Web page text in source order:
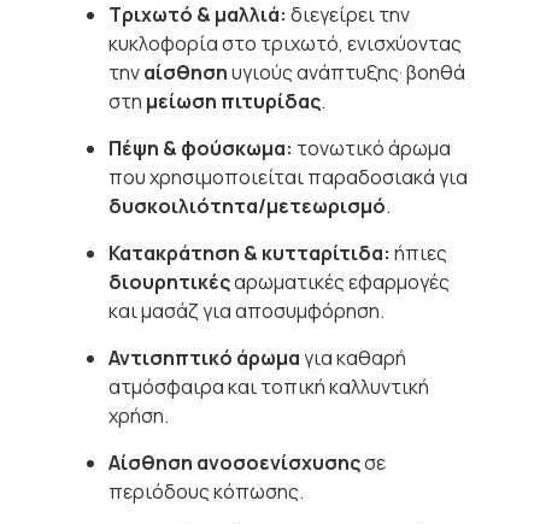
Τριχωτό & μαλλιά: διεγείρει την
κυκλοφορία στο τριχωτό, ενισχύοντας
τηναίσθησηυγιούς ανάπτυξης· βοηθά
στη μείωση πιτυρίδας.
Πέψη & φούσκωμα: τονωτικό άρωμα
που χρησιμοποιείται παραδοσιακά για
δυσκοιλιότητα/μετεωρισμό.
Κατακράτηση & κυτταρίτιδα: ήπιες
διουρητικέςαρωματικές εφαρμογές
και μασάζ για αποσυμφόρηση.
Αντισηπτικό άρωμαγια καθαρή
ατμόσφαιρα και τοπική καλλυντική
χρήση.
Αίσθηση ανοσοενίσχυσηςσε
περιόδους κόπωσης.